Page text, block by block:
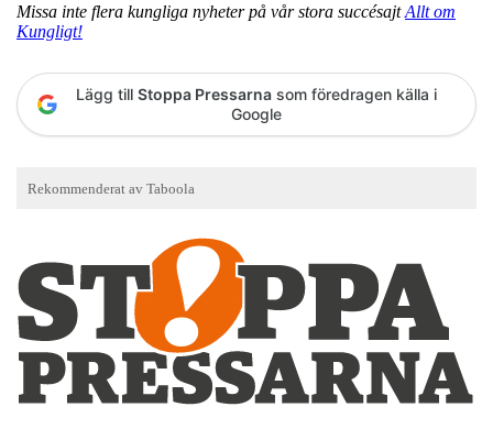
Missa inte flera kungliga nyheter på vår stora succésajtAllt om
Kungligt!
Lägg till Stoppa Pressarna som föredragen källa i
Google